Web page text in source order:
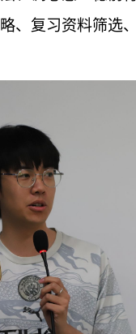
、复习资料筛选